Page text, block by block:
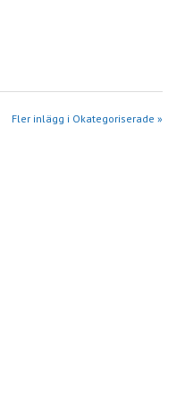
Fler inlägg i Okategoriserade »